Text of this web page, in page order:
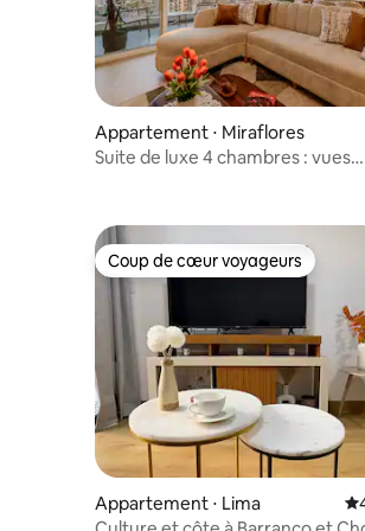
Appartement ⋅ Miraflores
Suite de luxe 4 chambres : vues
Coup de cœur voyageurs
Coup de cœur voyageurs
Appartement ⋅ Lima